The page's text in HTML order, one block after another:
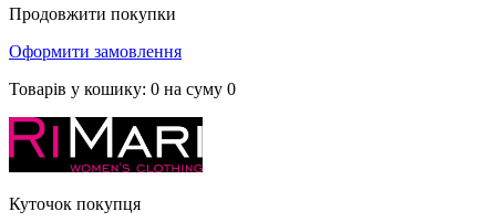
Продовжити покупки
Оформити замовлення
Товарів у кошику: 0 на суму 0
Куточок покупця